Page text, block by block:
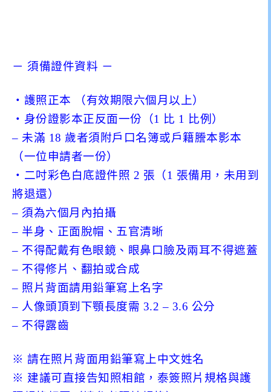
－ 須備證件資料 －
・護照正本 （有效期限六個月以上）
・身份證影本正反面一份（1 比 1 比例）
– 未滿 18 歲者須附戶口名簿或戶籍謄本影本
（一位申請者一份）
・二吋彩色白底證件照 2 張（1 張備用，未用到
將退還）
– 須為六個月內拍攝
– 半身、正面脫帽、五官清晰
– 不得配戴有色眼鏡、眼鼻口臉及兩耳不得遮蓋
– 不得修片、翻拍或合成
– 照片背面請用鉛筆寫上名字
– 人像頭頂到下顎長度需 3.2 – 3.6 公分
– 不得露齒
※ 請在照片背面用鉛筆寫上中文姓名
※ 建議可直接告知照相館，泰簽照片規格與護